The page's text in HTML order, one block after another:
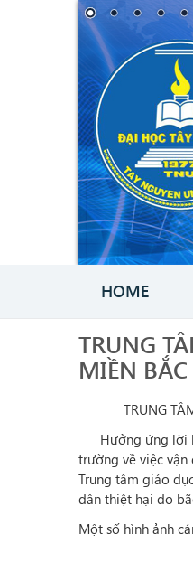
HOME
TRUNG
MIỀN
TRUNG
Hưởng ứng lời
trường về việc vận
Trung tâm giáo
dân thiệt hại do
Một số hình ảnh